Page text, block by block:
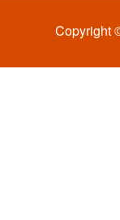
Copyright